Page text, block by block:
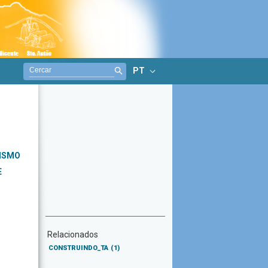
PT
Relacionados
CONSTRUINDO_TA (1)